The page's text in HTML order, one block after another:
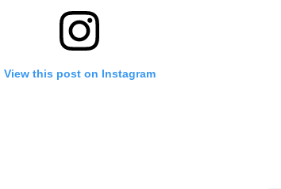
View this post on Instagram